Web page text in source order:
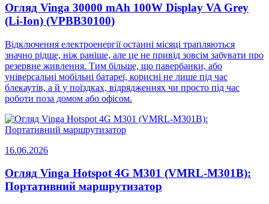
Огляд Vinga 30000 mAh 100W Display VA Grey
(Li-Ion) (VPBB30100)
Відключення електроенергії останні місяці трапляються
значно рідше, ніж раніше, але це не привід зовсім забувати про
резервне живлення. Тим більше, що павербанки, або
універсальні мобільні батареї, корисні не лише під час
блекаутів, а й у поїздках, відрядженнях чи просто під час
роботи поза домом або офісом.
16.06.2026
Огляд Vinga Hotspot 4G M301 (VMRL-M301B):
Портативний маршрутизатор